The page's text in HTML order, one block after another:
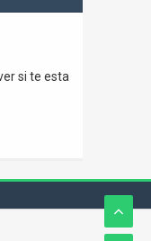
si te esta